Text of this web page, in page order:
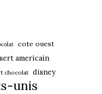
cote ouest
americain
chocolat disney
unis